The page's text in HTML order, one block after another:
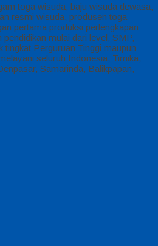
toga wisuda, baju wisuda dewasa,
resmi wisuda, produsen toga
pertama produksi perlengkapan
mulai dari level, SMP,
Perguruan Tinggi maupun
seluruh Indonesia, Timika,
Samarinda, Balikpapan,